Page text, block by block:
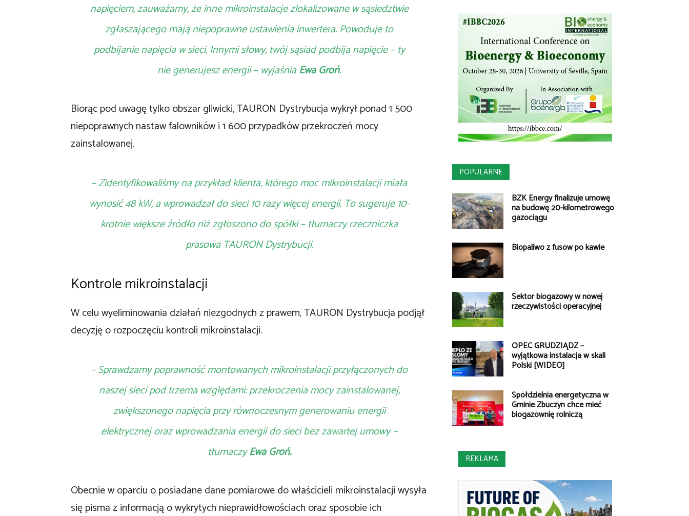
napięciem, zauważamy, że inne mikroinstalacje zlokalizowane w sąsiedztwie
zgłaszającego mają niepoprawne ustawienia inwertera. Powoduje to
podbijanie napięcia w sieci. Innymi słowy, twój sąsiad podbija napięcie – ty
nie generujesz energii – wyjaśniaEwa Groń.
Biorąc pod uwagę tylko obszar gliwicki, TAURON Dystrybucja wykrył ponad 1 500
niepoprawnych nastaw falowników i 1 600 przypadków przekroczeń mocy
zainstalowanej.
– Zidentyfikowaliśmy na przykład klienta, którego moc mikroinstalacji miała
wynosić 48 kW, a wprowadzał do sieci 10 razy więcej energii. To sugeruje 10-
krotnie większe źródło niż zgłoszono do spółki – tłumaczy rzeczniczka
prasowa TAURON Dystrybucji.
Kontrole mikroinstalacji
W celu wyeliminowania działań niezgodnych z prawem, TAURON Dystrybucja podjął
decyzję o rozpoczęciu kontroli mikroinstalacji.
– Sprawdzamy poprawność montowanych mikroinstalacji przyłączonych do
naszej sieci pod trzema względami: przekroczenia mocy zainstalowanej,
zwiększonego napięcia przy równoczesnym generowaniu energii
elektrycznej oraz wprowadzania energii do sieci bez zawartej umowy –
tłumaczyEwa Groń.
Obecnie w oparciu o posiadane dane pomiarowe do właścicieli mikroinstalacji wysyła
się pisma z informacją o wykrytych nieprawidłowościach oraz sposobie ich
POPULARNE
BZK Energy finalizuje umowę
na budowę 20-kilometrowego
gazociągu
Biopaliwo z fusów po kawie
Sektor biogazowy w nowej
rzeczywistości operacyjnej
OPEC GRUDZIĄDZ –
wyjątkowa instalacja w skali
Polski [WIDEO]
Spółdzielnia energetyczna w
Gminie Zbuczyn chce mieć
biogazownię rolniczą
REKLAMA